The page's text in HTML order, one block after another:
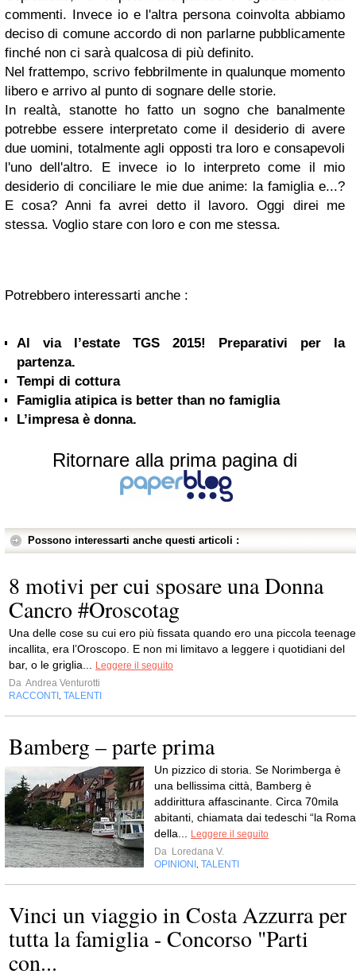
commenti. Invece io e l'altra persona coinvolta abbiamo
deciso di comune accordo di non parlarne pubblicamente
finché non ci sarà qualcosa di più definito.
Nel frattempo, scrivo febbrilmente in qualunque momento
libero e arrivo al punto di sognare delle storie.
In realtà, stanotte ho fatto un sogno che banalmente
potrebbe essere interpretato come il desiderio di avere
due uomini, totalmente agli opposti tra loro e consapevoli
l'uno dell'altro. E invece io lo interpreto come il mio
desiderio di conciliare le mie due anime: la famiglia e...?
E cosa? Anni fa avrei detto il lavoro. Oggi direi me
stessa. Voglio stare con loro e con me stessa.
Potrebbero interessarti anche :
Al via l’estate TGS 2015! Preparativi per la
partenza.
Tempi di cottura
Famiglia atipica is better than no famiglia
L’impresa è donna.
Ritornare alla prima pagina di
Possono interessarti anche questi articoli :
8 motivi per cui sposare una Donna
Cancro #Oroscotag
Una delle cose su cui ero più fissata quando ero una piccola
incallita, era l’Oroscopo. E non mi limitavo a leggere i quotidiani del
bar, o le griglia...
Leggere il seguito
Da Andrea Venturotti
RACCONTI
TALENTI
Bamberg – parte prima
Un pizzico di storia. Se Norimberga è
una bellissima città, Bamberg è
addirittura affascinante. Circa 70mila
abitanti, chiamata dai tedeschi “la Roma
della...
Leggere il seguito
Da Loredana V.
OPINIONI
TALENTI
Vinci un viaggio in Costa Azzurra per
tutta la famiglia - Concorso "Parti
con...